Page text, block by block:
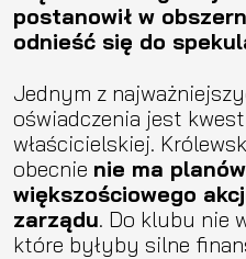
postanowił w
odnieść się do
Jednym z
oświadczenia jest
właścicielskiej.
obecnie nie ma
większościowego
zarządu. Do klubu nie
które byłyby silne